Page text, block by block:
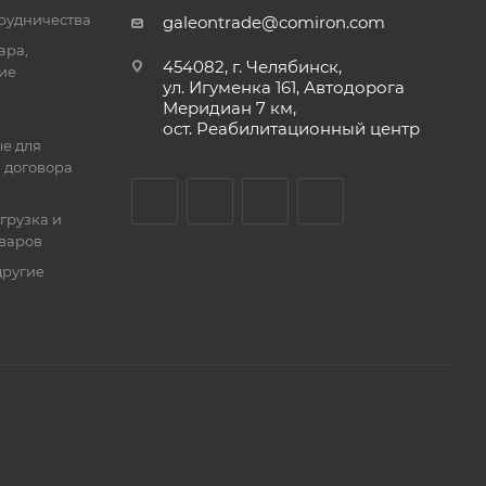
для
и
galeontrade@comiron.com
454082, г. Челябинск,
ул. Игуменка 161, Автодорога
Меридиан 7 км,
ост. Реабилитационный центр